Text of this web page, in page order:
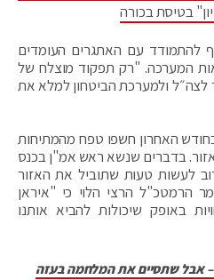
בטיסת בכורה
להתמודד עם האתגרים העומדים
המערכה. "רק תפקוד מוצלח של
לצה״ל ולמערכת הביטחון למלא את
האחרון חשפו טפח מהמתיחות
בדברים שנשא ראש אמ"ן בכנס
לעשות טעות שתוביל את האזור
הרמטכ"ל הרצי הלוי כי "איראן
באופק שיכולות להביא אותנו
אבל שתסיים את המלחמה בעזה